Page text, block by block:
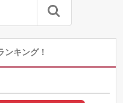
ンキング！